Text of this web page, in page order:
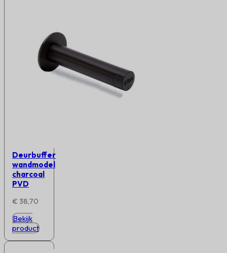
Deurbuffer
wandmodel
charcoal
PVD
€ 38,70
Bekijk
product